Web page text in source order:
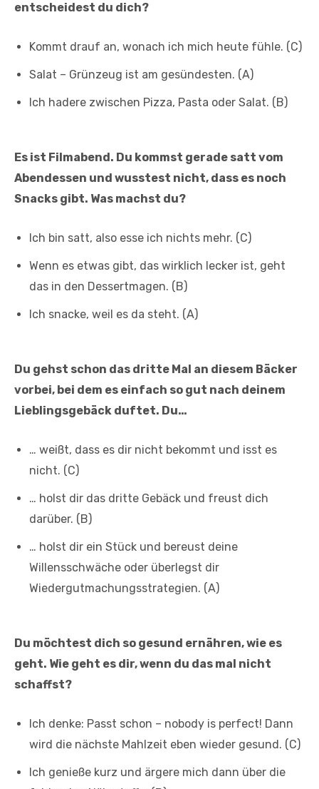
entscheidest du dich?
Kommt drauf an, wonach ich mich heute fühle. (C)
Salat – Grünzeug ist am gesündesten. (A)
Ich hadere zwischen Pizza, Pasta oder Salat. (B)
Es ist Filmabend. Du kommst gerade satt vom
Abendessen und wusstest nicht, dass es noch
Snacks gibt. Was machst du?
Ich bin satt, also esse ich nichts mehr. (C)
Wenn es etwas gibt, das wirklich lecker ist, geht
das in den Dessertmagen. (B)
Ich snacke, weil es da steht. (A)
Du gehst schon das dritte Mal an diesem Bäcker
vorbei, bei dem es einfach so gut nach deinem
Lieblingsgebäck duftet. Du…
… weißt, dass es dir nicht bekommt und isst es
nicht. (C)
… holst dir das dritte Gebäck und freust dich
darüber. (B)
… holst dir ein Stück und bereust deine
Willensschwäche oder überlegst dir
Wiedergutmachungsstrategien. (A)
Du möchtest dich so gesund ernähren, wie es
geht. Wie geht es dir, wenn du das mal nicht
schaffst?
Ich denke: Passt schon – nobody is perfect! Dann
wird die nächste Mahlzeit eben wieder gesund. (C)
Ich genieße kurz und ärgere mich dann über die